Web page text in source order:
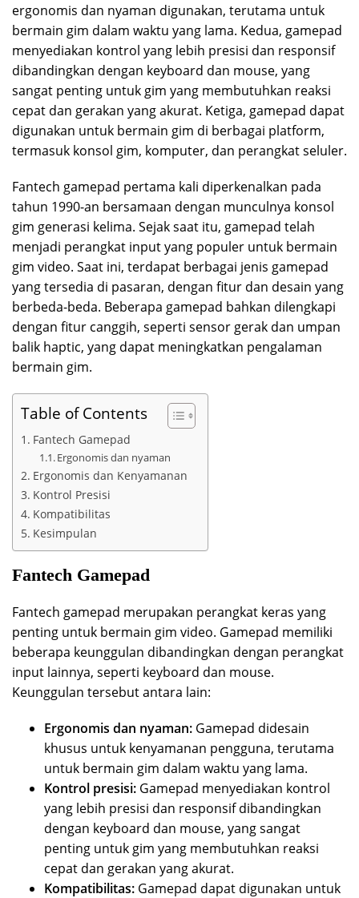
ergonomis dan nyaman digunakan, terutama untuk
bermain gim dalam waktu yang lama. Kedua, gamepad
menyediakan kontrol yang lebih presisi dan responsif
dibandingkan dengan keyboard dan mouse, yang
sangat penting untuk gim yang membutuhkan reaksi
cepat dan gerakan yang akurat. Ketiga, gamepad dapat
digunakan untuk bermain gim di berbagai platform,
termasuk konsol gim, komputer, dan perangkat seluler.
Fantech gamepad pertama kali diperkenalkan pada
tahun 1990-an bersamaan dengan munculnya konsol
gim generasi kelima. Sejak saat itu, gamepad telah
menjadi perangkat input yang populer untuk bermain
gim video. Saat ini, terdapat berbagai jenis gamepad
yang tersedia di pasaran, dengan fitur dan desain yang
berbeda-beda. Beberapa gamepad bahkan dilengkapi
dengan fitur canggih, seperti sensor gerak dan umpan
balik haptic, yang dapat meningkatkan pengalaman
bermain gim.
Table of Contents
Fantech Gamepad
Ergonomis dan nyaman
Ergonomis dan Kenyamanan
Kontrol Presisi
Kompatibilitas
Kesimpulan
Fantech Gamepad
Fantech gamepad merupakan perangkat keras yang
penting untuk bermain gim video. Gamepad memiliki
beberapa keunggulan dibandingkan dengan perangkat
input lainnya, seperti keyboard dan mouse.
Keunggulan tersebut antara lain:
Ergonomis dan nyaman: Gamepad didesain
khusus untuk kenyamanan pengguna, terutama
untuk bermain gim dalam waktu yang lama.
Kontrol presisi: Gamepad menyediakan kontrol
yang lebih presisi dan responsif dibandingkan
dengan keyboard dan mouse, yang sangat
penting untuk gim yang membutuhkan reaksi
cepat dan gerakan yang akurat.
Kompatibilitas: Gamepad dapat digunakan untuk